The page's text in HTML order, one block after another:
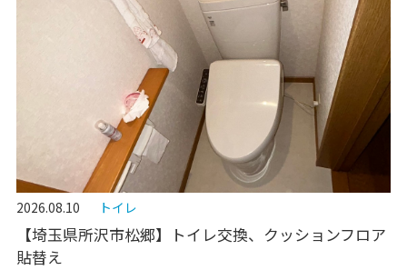
2026.08.10 トイレ
【埼玉県所沢市松郷】トイレ交換、クッションフロア
貼替え